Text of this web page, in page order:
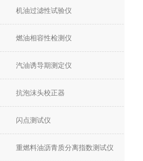
机油过滤性试验仪
燃油相容性检测仪
汽油诱导期测定仪
抗泡沫头校正器
闪点测试仪
重燃料油沥青质分离指数测试仪